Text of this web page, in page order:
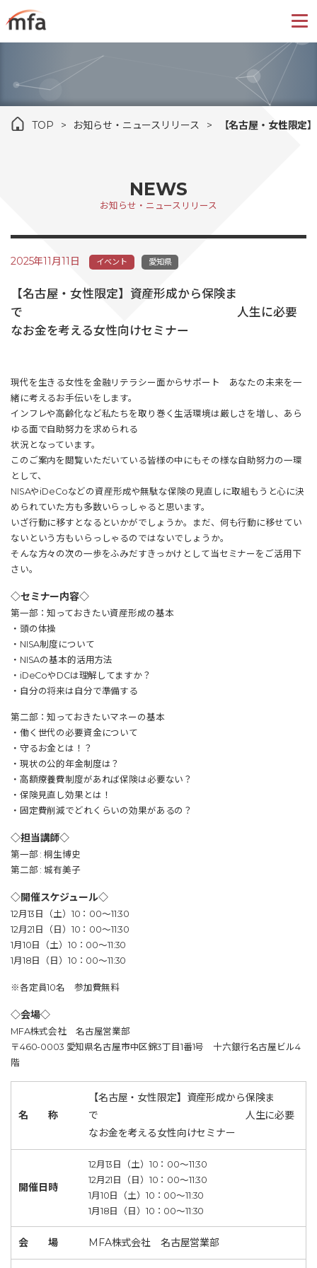
TOP お知らせ・ニュースリリース 【名古屋・女
NEWS
お知らせ・ニュースリリース
2025年11月11日 イベント 愛知県
【名古屋・女性限定】資産形成から保険ま
で 人生に必要
なお金を考える女性向けセミナー
現代を生きる女性を金融リテラシー面からサポート あなたの未来を一
緒に考えるお手伝いをします。
インフレや高齢化など私たちを取り巻く生活環境は厳しさを増し、あら
ゆる面で自助努力を求められる
状況となっています。
このご案内を閲覧いただいている皆様の中にもその様な自助努力の一環
として、
NISAやiDeCoなどの資産形成や無駄な保険の見直しに取組もうと心に決
められていた方も多数いらっしゃると思います。
いざ行動に移すとなるといかがでしょうか。まだ、何も行動に移せてい
ないという方もいらっしゃるのではないでしょうか。
そんな方々の次の一歩をふみだすきっかけとして当セミナーをご活用下
さい。
◇セミナー内容◇
第一部：知っておきたい資産形成の基本
・頭の体操
・NISA制度について
・NISAの基本的活用方法
・iDeCoやDCは理解してますか？
・自分の将来は自分で準備する
第二部：知っておきたいマネーの基本
・働く世代の必要資金について
・守るお金とは！？
・現状の公的年金制度は？
・高額療養費制度があれば保険は必要ない？
・保険見直し効果とは！
・固定費削減でどれくらいの効果があるの？
◇担当講師◇
第一部 : 桐生博史
第二部 : 城有美子
◇開催スケジュール◇
12月13日（土）10：00～11:30
12月21日（日）10：00～11:30
1月10日（土）10：00～11:30
1月18日（日）10：00～11:30
※各定員10名 参加費無料
◇会場◇
MFA株式会社 名古屋営業部
〒460-0003 愛知県名古屋市中区錦3丁目1番1号 十六銀行名古屋ビル4
階
名 称
【名古屋・女性限定】資産形成から保険ま
で 人生に必要
なお金を考える女性向けセミナー
開催日時
12月13日（土）10：00～11:30
12月21日（日）10：00～11:30
1月10日（土）10：00～11:30
1月18日（日）10：00～11:30
会 場 MFA株式会社 名古屋営業部